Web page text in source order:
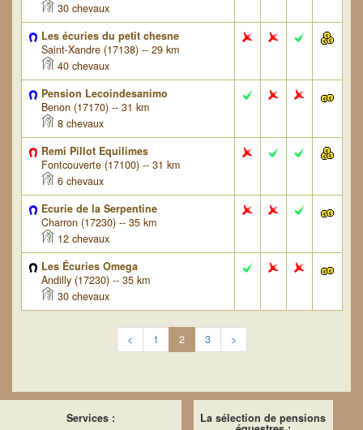
30 chevaux
Les écuries du petit chesne
Saint-Xandre (17138) -- 29 km
40 chevaux
Pension Lecoindesanimo
Benon (17170) -- 31 km
8 chevaux
Remi Pillot Equilimes
Fontcouverte (17100) -- 31 km
6 chevaux
Ecurie de la Serpentine
Charron (17230) -- 35 km
12 chevaux
Les Écuries Omega
Andilly (17230) -- 35 km
30 chevaux
< 1 2 3 >
Services : La sélection de pensions